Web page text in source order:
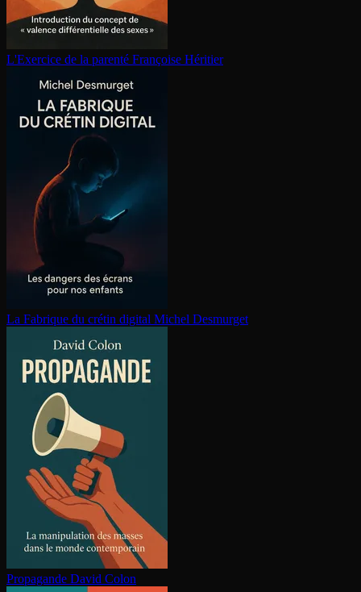
L'Exercice de la parenté Françoise Héritier
La Fabrique du crétin digital Michel Desmurget
Propagande David Colon